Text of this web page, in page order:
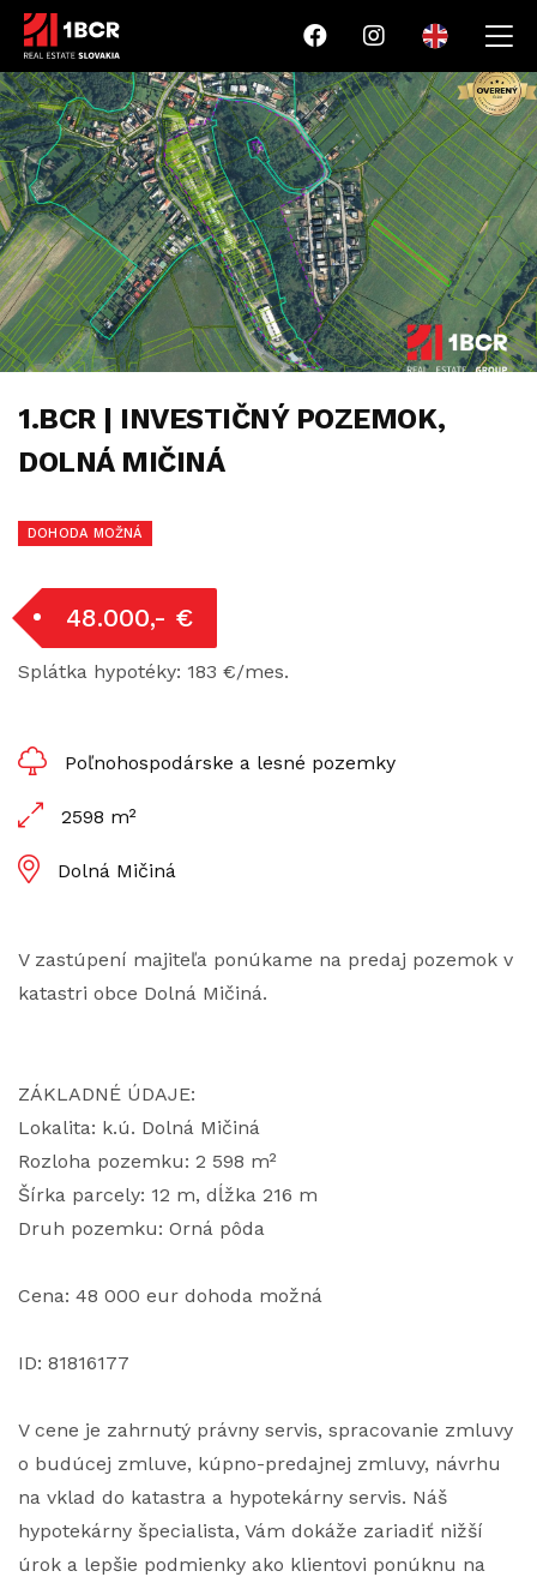
1.BCR | INVESTIČNÝ POZEMOK,
DOLNÁ MIČINÁ
DOHODA MOŽNÁ
48.000,- €
Splátka hypotéky: 183 €/mes.
Poľnohospodárske a lesné pozemky
2598 m²
Dolná Mičiná
V zastúpení majiteľa ponúkame na predaj pozemok v
katastri obce Dolná Mičiná.
ZÁKLADNÉ ÚDAJE:
Lokalita: k.ú. Dolná Mičiná
Rozloha pozemku: 2 598 m²
Šírka parcely: 12 m, dĺžka 216 m
Druh pozemku: Orná pôda
Cena: 48 000 eur dohoda možná
ID: 81816177
V cene je zahrnutý právny servis, spracovanie zmluvy
o budúcej zmluve, kúpno-predajnej zmluvy, návrhu
na vklad do katastra a hypotekárny servis. Náš
hypotekárny špecialista, Vám dokáže zariadiť nižší
úrok a lepšie podmienky ako klientovi ponúknu na